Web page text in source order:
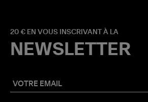
20 € EN VOUS INSCRIVANT À LA
NEWSLETTER